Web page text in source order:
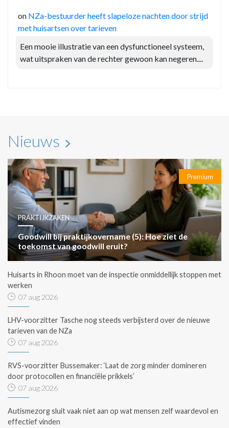
on NZa-bestuurder heeft slapeloze nachten door strijd
met huisartsen over tarieven
Een mooie illustratie van een dysfunctioneel systeem,
wat uitspraken van de rechter gewoon kan negeren....
Nieuws
Premium
PRAKTIJKZAKEN
Goodwill bij praktijkovername (5): Hoe ziet de
toekomst van goodwill eruit?
Huisarts in Rhoon moet van de inspectie onmiddellijk stoppen met
werken
07 aug 2026
LHV-voorzitter Tasche nog steeds verbijsterd over de nieuwe
tarieven van de NZa
07 aug 2026
RVS-voorzitter Bussemaker: ‘Laat de zorg minder domineren
door protocollen en financiële prikkels’
07 aug 2026
Autismezorg sluit vaak niet aan op wat mensen zelf waardevol en
effectief vinden